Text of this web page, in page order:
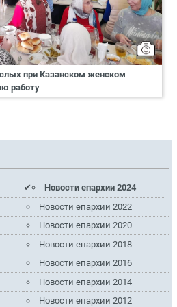
при Казанском женском
работу
Новости епархии 2024
Новости епархии 2022
Новости епархии 2020
Новости епархии 2018
Новости епархии 2016
Новости епархии 2014
Новости епархии 2012